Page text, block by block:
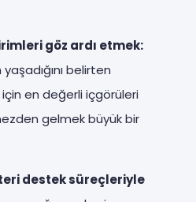
göz ardı etmek:
belirten
en değerli içgörüleri
gelmek büyük bir
destek süreçleriyle